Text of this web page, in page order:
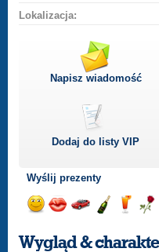
Lokalizacja:
Napisz wiadomość
Dodaj do listyVIP
Wyślij prezenty
uśmiech
buziakasamochodem
szampana
drinka
różę
Wygląd &